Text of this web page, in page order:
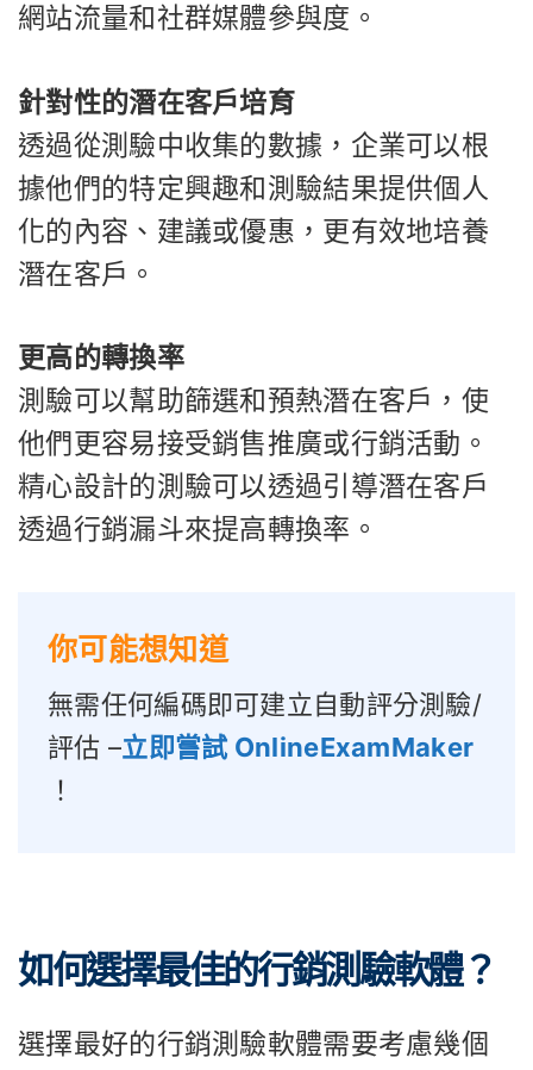
網站流量和社群媒體參與度。
針對性的潛在客戶培育
透過從測驗中收集的數據，企業可以根
據他們的特定興趣和測驗結果提供個人
化的內容、建議或優惠，更有效地培養
潛在客戶。
更高的轉換率
測驗可以幫助篩選和預熱潛在客戶，使
他們更容易接受銷售推廣或行銷活動。
精心設計的測驗可以透過引導潛在客戶
透過行銷漏斗來提高轉換率。
你可能想知道
無需任何編碼即可建立自動評分測驗/
評估 –立即嘗試 OnlineExamMaker
！
如何選擇最佳的行銷測驗軟體？
選擇最好的行銷測驗軟體需要考慮幾個